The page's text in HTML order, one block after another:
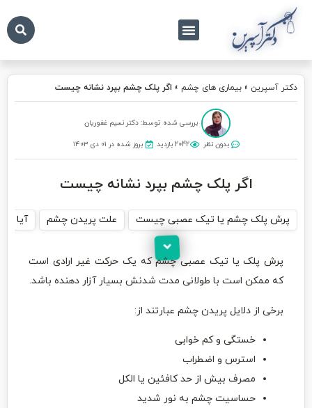
دکتر آسپرین » بیماری های چشم » اگر پلک چشم بپرد نشانه چیست
بررسی شده توسط: دکتر نسیم غفوریان
بدون نظر 2042 بازدید بروز شده در ۰۱ دی ۱۴۰۳
اگر پلک چشم بپرد نشانه چیست
پرش پلک چشم یا تیک عصبی چیست علت پریدن چشم آیا
پرش پلک یا تیک عصبی چشم که یک حرکت غیر ارادی است
که ممکن است با طولانی مدت شدنش بسیار آزار دهنده باشد.
برخی از دلایل پریدن چشم عبارتند از:
خستگی و کم خوابی
استرس و اضطراب
مصرف بیش از حد کافئین یا الکل
حساسیت چشم به نور شدید